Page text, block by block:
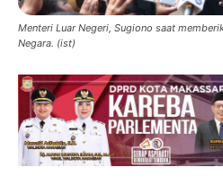
Menteri Luar Negeri, Sugiono saat
Negara. (ist)